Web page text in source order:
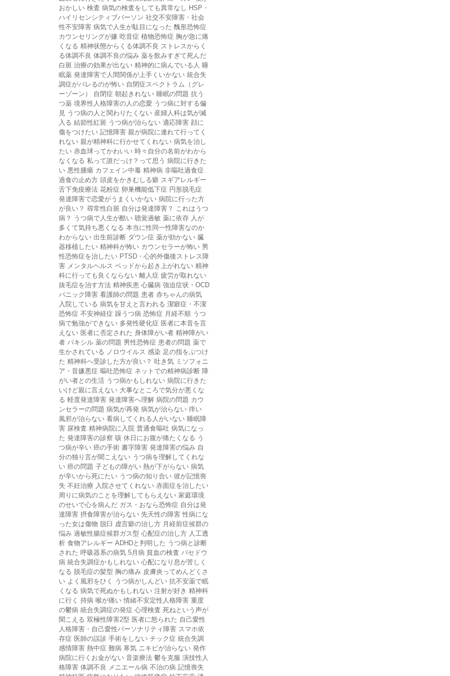
おかしい 検査 病気の検査をしても異常なし HSP・
ハイリセンシティブパーソン 社交不安障害・社会
性不安障害 病気で人生が駄目になった 醜形恐怖症
カウンセリングが嫌 吃音症 植物恐怖症 胸が急に痛
くなる 精神状態からくる体調不良 ストレスからく
る体調不良 体調不良の悩み 薬を飲みすぎて死んだ
白斑 治療の効果が出ない 精神的に病んでいる人 睡
眠薬 発達障害で人間関係が上手くいかない 統合失
調症がバレるのが怖い 自閉症スペクトラム（グレ
ーゾーン）
自閉症 朝起きれない 睡眠の問題 抗う
つ薬 境界性人格障害の人の恋愛 うつ病に対する偏
見 うつ病の人と関わりたくない 産婦人科は気が滅
入る 結節性紅斑 うつ病が治らない 適応障害 顔に
傷をつけたい 記憶障害 親が病院に連れて行ってく
れない 親が精神科に行かせてくれない 病気を治し
たい 赤血球ってかわいい 時々自分の名前がわから
なくなる 私って誰だっけ？って思う 病院に行きた
い 悪性腫瘍 カフェイン中毒 精神病 非嘔吐過食症
過食の止め方 頭皮をかきむしる癖 スギアレルギー
舌下免疫療法 花粉症 卵巣機能低下症 円形脱毛症
発達障害で恋愛がうまくいかない 病院に行った方
が良い？ 尋常性白斑 自分は発達障害？ これはうつ
病？ うつ病で人生が酷い 聴覚過敏 薬に依存 人が
多くて気持ち悪くなる 本当に性同一性障害なのか
わからない 出生前診断 ダウン症 薬が効かない 臓
器移植したい 精神科が怖い カウンセラーが怖い 男
性恐怖症を治したい PTSD・心的外傷後ストレス障
害 メンタルヘルス ベッドから起き上がれない 精神
科に行っても良くならない 離人症 疲労が取れない
抜毛症を治す方法 精神疾患 心臓病 強迫症状・OCD
パニック障害 看護師の問題 患者 赤ちゃんの病気
入院している 病気を甘えと言われる 潔癖症・不潔
恐怖症 不安神経症 躁うつ病 恐怖症 月経不順 うつ
病で勉強ができない 多発性硬化症 医者に本音を言
えない 医者に否定された 身体障がい者 精神障がい
者 パキシル 薬の問題 男性恐怖症 患者の問題 薬で
生かされている ノロウイルス 感染 足の指をぶつけ
た 精神科へ受診した方が良い？ 吐き気 ミソフォニ
ア・音嫌悪症 嘔吐恐怖症 ネットでの精神病診断 障
がい者との生活 うつ病かもしれない 病院に行きた
いけど親に言えない 大事なところで気分が悪くな
る 軽度発達障害 発達障害へ理解 病院の問題 カウ
ンセラーの問題 病気が再発 病気が治らない 痒い
風邪が治らない 看病してくれる人がいない 睡眠障
害 尿検査 精神病院に入院 普通食嘔吐 病気になっ
た 発達障害の診察 咳 休日にお腹が痛たくなる う
つ病が辛い 癌の手術 書字障害 発達障害の悩み 自
分の独り言が聞こえない うつ病を理解してくれな
い 癌の問題 子どもの障がい 熱が下がらない 病気
が辛いから死にたい うつ病の知り合い 彼が記憶喪
失 不妊治療 入院させてくれない 赤面症を治したい
周りに病気のことを理解してもらえない 家庭環境
のせいで心を病んだ ガス・おなら恐怖症 自分は発
達障害 摂食障害が治らない 先天性の障害 性病にな
った女は傷物 脱臼 虚言癖の治し方 月経前症候群の
悩み 過敏性腸症候群ガス型 心配症の治し方 人工透
析 食物アレルギー ADHDと判明した うつ病と診断
された 呼吸器系の病気 5月病 貧血の検査 バセドウ
病 統合失調症かもしれない 心配になり息が苦しく
なる 脱毛症の髪型 胸の痛み 皮膚炎ってめんどくさ
い よく風邪をひく うつ病がしんどい 抗不安薬で眠
くなる 病気で死ぬかもしれない 注射が好き 精神科
に行く 持病 喉が痛い 情緒不安定性人格障害 重度
の鬱病 統合失調症の発症 心理検査 死ねという声が
聞こえる 双極性障害2型 医者に怒られた 自己愛性
人格障害・自己愛性パーソナリティ障害 スマホ依
存症 医師の誤診 手術をしない チック症 統合失調
感情障害 熱中症 難病 寒気 ニキビが治らない 発作
病院に行くお金がない 音楽療法 鬱を克服 演技性人
格障害 体調不良 メニエール病 不治の病 記憶喪失